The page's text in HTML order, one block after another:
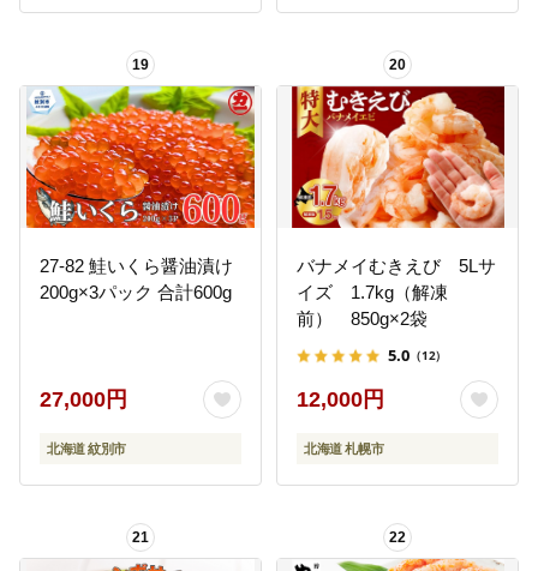
県産 土佐名物 高知県 食
卓 ご飯のお供 父の日 プ
レゼント ギフト[1697]
19
27-82 鮭いくら醤油漬け
200g×3パック 合計600g
27,000円
北海道 紋別市
20
バナメイむきえび 5Lサ
イズ 1.7kg（解凍
前） 850g×2袋
5.0 （12）
12,000円
北海道 札幌市
21 22